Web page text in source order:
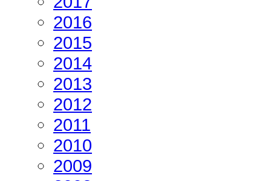
2016
2015
2014
2013
2012
2011
2010
2009